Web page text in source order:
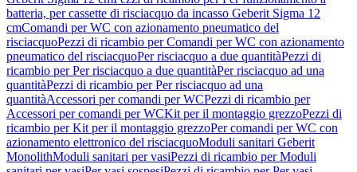
batteria, per cassette di risciacquo da incasso Geberit Sigma 12
cmComandi per WC con azionamento pneumatico del
risciacquoPezzi di ricambio per Comandi per WC con azionamento
pneumatico del risciacquoPer risciacquo a due quantitàPezzi di
ricambio per Per risciacquo a due quantitàPer risciacquo ad una
quantitàPezzi di ricambio per Per risciacquo ad una
quantitàAccessori per comandi per WCPezzi di ricambio per
Accessori per comandi per WCKit per il montaggio grezzoPezzi di
ricambio per Kit per il montaggio grezzoPer comandi per WC con
azionamento elettronico del risciacquoModuli sanitari Geberit
MonolithModuli sanitari per vasiPezzi di ricambio per Moduli